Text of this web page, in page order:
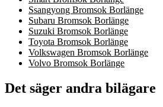
Ssangyong Bromsok Borlänge
Subaru Bromsok Borlänge
Suzuki Bromsok Borlänge
Toyota Bromsok Borlänge
Volkswagen Bromsok Borlänge
Volvo Bromsok Borlänge
Det säger andra bilägare